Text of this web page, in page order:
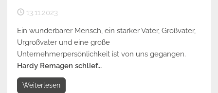
13.11.2023
Ein wunderbarer Mensch, ein starker Vater, Großvater,
Urgroßvater und eine große
Unternehmerpersönlichkeit ist von uns gegangen.
Hardy Remagen schlief...
Weiterlesen